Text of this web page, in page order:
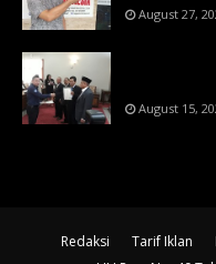
August 27,
August 15,
Redaksi Tarif Iklan